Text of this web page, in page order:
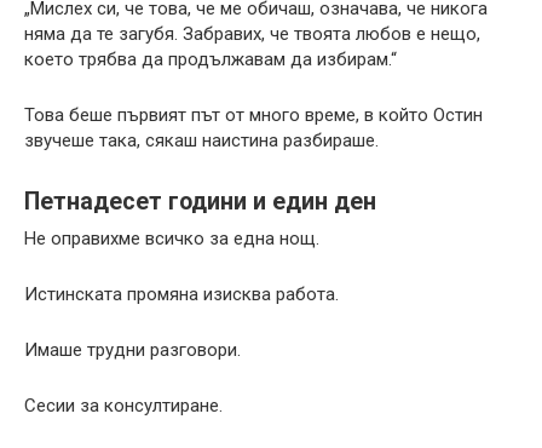
„Мислех си, че това, че ме обичаш, означава, че никога
няма да те загубя. Забравих, че твоята любов е нещо,
което трябва да продължавам да избирам.“
Това беше първият път от много време, в който Остин
звучеше така, сякаш наистина разбираше.
Петнадесет години и един ден
Не оправихме всичко за една нощ.
Истинската промяна изисква работа.
Имаше трудни разговори.
Сесии за консултиране.